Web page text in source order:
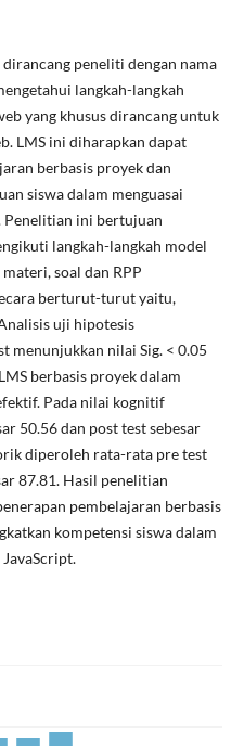
peneliti dengan nama
langkah-langkah
yang khusus dirancang untuk
LMS ini diharapkan dapat
berbasis proyek dan
siswa dalam menguasai
Penelitian ini bertujuan
langkah-langkah model
soal dan RPP
berturut-turut yaitu,
uji hipotesis
menunjukkan nilai Sig. < 0.05
berbasis proyek dalam
Pada nilai kognitif
50.56 dan post test sebesar
diperoleh rata-rata pre test
87.81. Hasil penelitian
pembelajaran berbasis
kompetensi siswa dalam